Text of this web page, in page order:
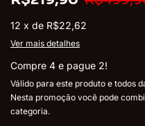
12 x de R$22,62
Ver mais detalhes
Compre 4 e pague 2!
Válido para este produto e todos
Nesta promoção você pode
categoria.